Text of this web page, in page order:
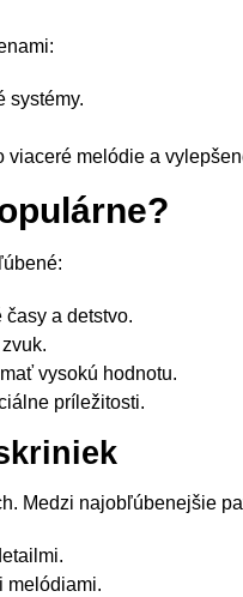
systémy.
melódie a
a detstvo.
vysokú hodnotu.
príležitosti.
Medzi najobľúbenejšie
melódiami.